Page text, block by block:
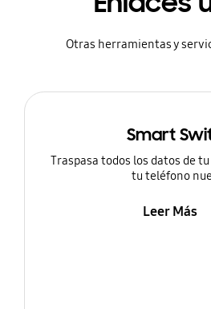
Otras herramientas y
Smart
Traspasa todos los datos de
tu teléfono
Leer Más